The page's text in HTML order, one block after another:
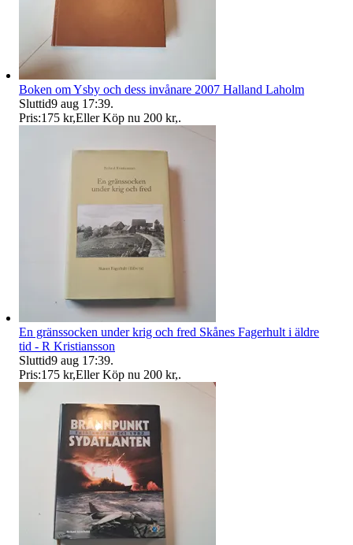
Boken om Ysby och dess invånare 2007 Halland Laholm
Sluttid9 aug 17:39.
Pris:175 kr,Eller Köp nu 200 kr,.
En gränssocken under krig och fred Skånes Fagerhult i äldre
tid - R Kristiansson
Sluttid9 aug 17:39.
Pris:175 kr,Eller Köp nu 200 kr,.